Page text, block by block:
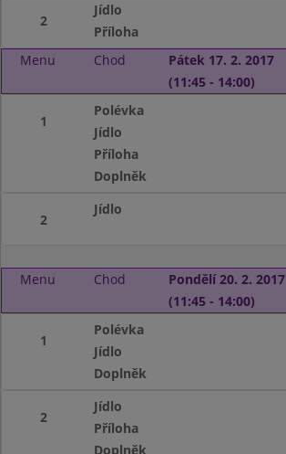
2
Jídlo
Příloha
Menu
Chod
Pátek 17. 2. 2017
(11:45 - 14:00)
1
Polévka
Jídlo
Příloha
Doplněk
2
Jídlo
Menu Chod
Pondělí 20. 2. 2017
(11:45 - 14:00)
1
Polévka
Jídlo
Doplněk
2
Jídlo
Příloha
Doplněk